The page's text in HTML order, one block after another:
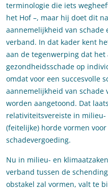
terminologie die iets
het Hof –, maar hij doet dit
aannemelijkheid van schade
verband. In dat kader kent
aan de tegenwerping dat
gezondheidsschade op
omdat voor een succesvolle
aannemelijkheid van
worden aangetoond. Dat
relativiteitsvereiste in
(feitelijke) horde vormen
schadevergoeding.
Nu in milieu- en
verband tussen de
obstakel zal vormen, valt te